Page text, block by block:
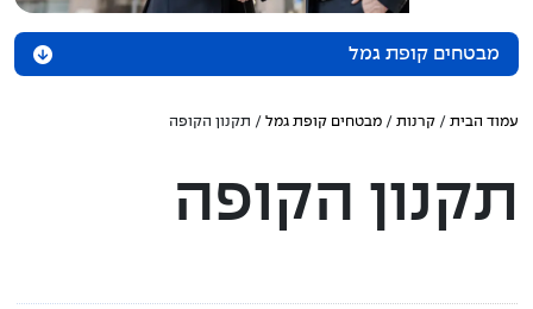
מבטחים קופת גמל
אודות הקרן
מדיניות השקעה
עמוד הבית / קרנות / מבטחים קופת גמל / תקנון הקופה
תקנון הקופה